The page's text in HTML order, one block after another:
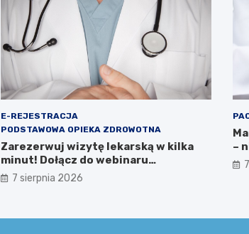
E-REJESTRACJA
PODSTAWOWA OPIEKA ZDROWOTNA
Zarezerwuj wizytę lekarską w kilka
minut! Dołącz do webinaru
Ministerstwa Zdrowia!
7 sierpnia 2026
–